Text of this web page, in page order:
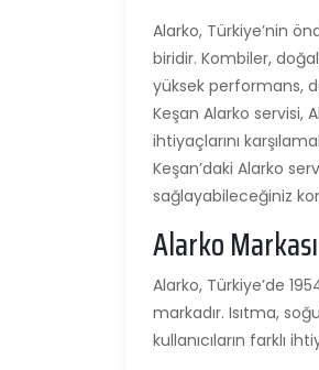
Alarko, Türkiye’nin
biridir. Kombiler,
yüksek performans,
Keşan Alarko servisi,
ihtiyaçlarını
Keşan’daki Alarko
sağlayabileceğiniz
Alarko
Alarko, Türkiye’de
markadır. Isıtma,
kullanıcıların farklı